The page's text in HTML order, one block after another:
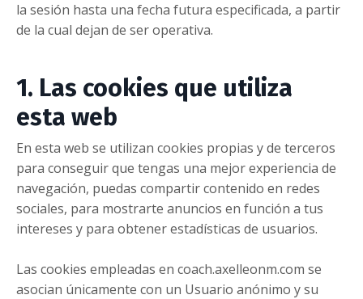
la sesión hasta una fecha futura especificada, a partir
de la cual dejan de ser operativa.
1. Las cookies que utiliza
esta web
En esta web se utilizan cookies propias y de terceros
para conseguir que tengas una mejor experiencia de
navegación, puedas compartir contenido en redes
sociales, para mostrarte anuncios en función a tus
intereses y para obtener estadísticas de usuarios.
Las cookies empleadas en coach.axelleonm.com se
asocian únicamente con un Usuario anónimo y su